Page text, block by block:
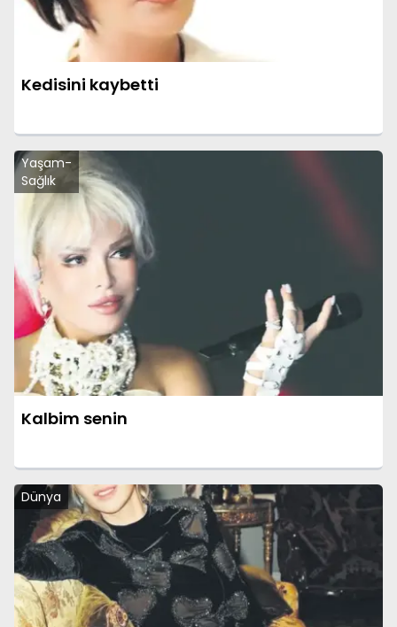
Kedisini kaybetti
Yaşam-
Sağlık
Kalbim senin
Dünya